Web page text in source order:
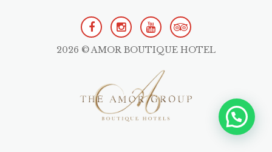
2026 © AMOR BOUTIQUE HOTEL